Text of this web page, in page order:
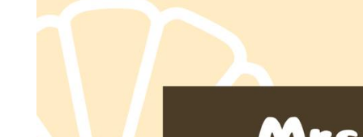
หัวข้อเรื่อง :
ชื่อ :